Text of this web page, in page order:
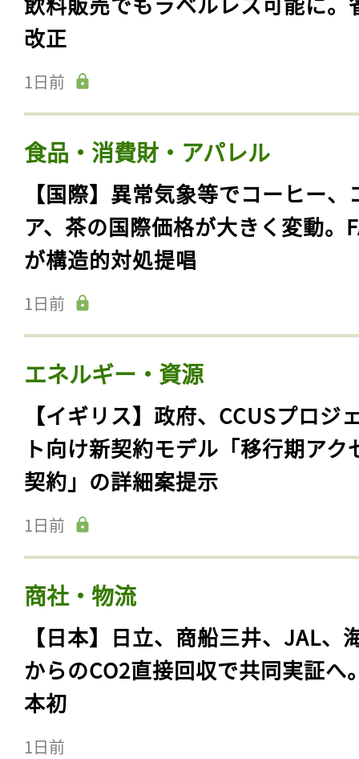
改正
1日前
食品・消費財・アパレル
【国際】異常気象等でコーヒー、
ア、茶の国際価格が大きく変動。
が構造的対処提唱
1日前
エネルギー・資源
【イギリス】政府、CCUSプロジ
ト向け新契約モデル「移行期アク
契約」の詳細案提示
1日前
商社・物流
【日本】日立、商船三井、JAL、
からのCO2直接回収で共同実証へ
本初
1日前